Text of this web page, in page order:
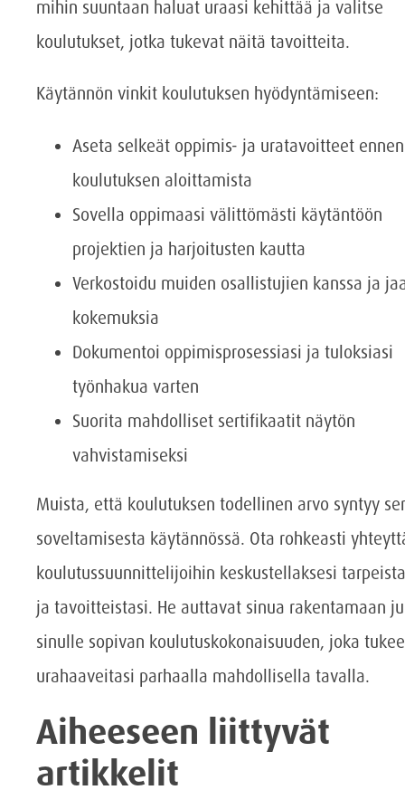
mihin suuntaan haluat uraasi kehittää ja valitse
koulutukset, jotka tukevat näitä tavoitteita.
Käytännön vinkit koulutuksen hyödyntämiseen:
Aseta selkeät oppimis- ja uratavoitteet ennen
koulutuksen aloittamista
Sovella oppimaasi välittömästi käytäntöön
projektien ja harjoitusten kautta
Verkostoidu muiden osallistujien kanssa ja
kokemuksia
Dokumentoi oppimisprosessiasi ja tuloksiasi
työnhakua varten
Suorita mahdolliset sertifikaatit näytön
vahvistamiseksi
Muista, että koulutuksen todellinen arvo syntyy
soveltamisesta käytännössä. Ota rohkeasti
koulutussuunnittelijoihin keskustellaksesi
ja tavoitteistasi. He auttavat sinua rakentamaan
sinulle sopivan koulutuskokonaisuuden, joka tukee
urahaaveitasi parhaalla mahdollisella tavalla.
Aiheeseen liittyvät
artikkelit